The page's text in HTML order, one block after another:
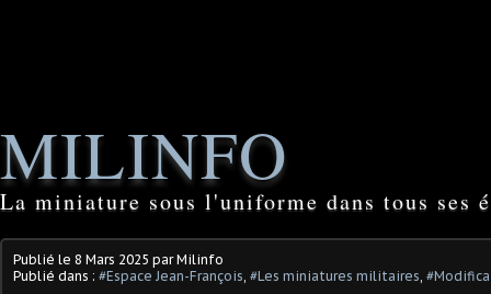
MILINFO
La miniature sous l'uniforme dans tous ses
Publié le 8 Mars 2025 par Milinfo
Publié dans : #Espace Jean-François, #Les miniatures militaires,